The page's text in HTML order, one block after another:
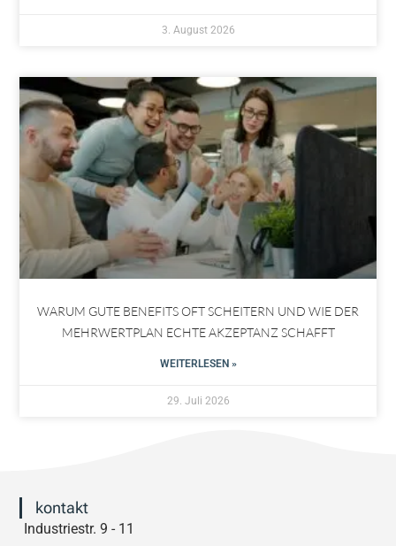
3. August 2026
WARUM GUTE BENEFITS OFT SCHEITERN UND WIE DER
MEHRWERTPLAN ECHTE AKZEPTANZ SCHAFFT
WEITERLESEN »
29. Juli 2026
kontakt
Industriestr. 9 - 11